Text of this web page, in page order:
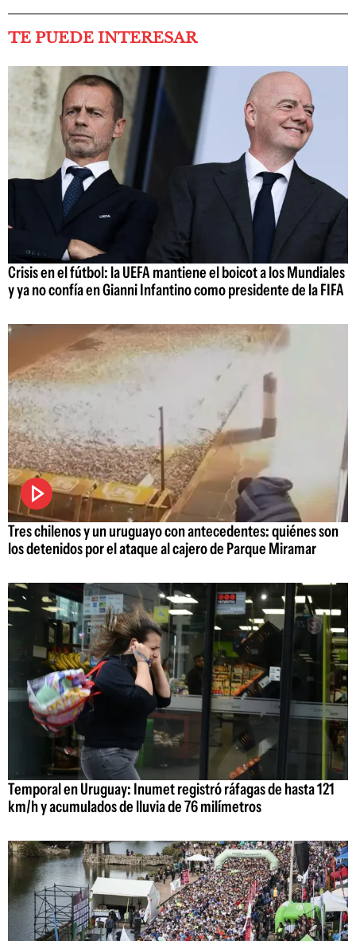
TE PUEDE INTERESAR
Crisis en el fútbol: la UEFA mantiene el boicot a los Mundiales
y ya no confía en Gianni Infantino como presidente de la FIFA
Tres chilenos y un uruguayo con antecedentes: quiénes son
los detenidos por el ataque al cajero de Parque Miramar
Temporal en Uruguay: Inumet registró ráfagas de hasta 121
km/h y acumulados de lluvia de 76 milímetros